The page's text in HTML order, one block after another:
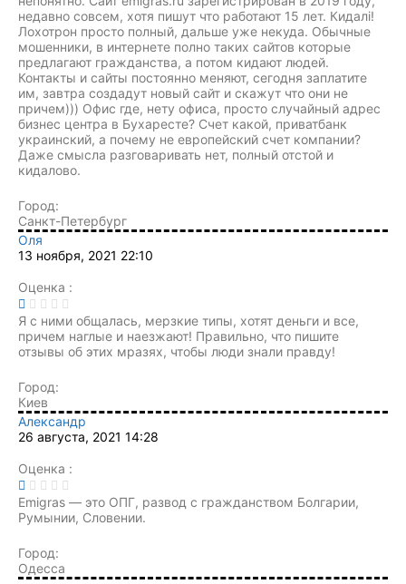
недавно совсем, хотя пишут что работают 15 лет. Кидалі!
Лохотрон просто полный, дальше уже некуда. Обычные
мошенники, в интернете полно таких сайтов которые
предлагают гражданства, а потом кидают людей.
Контакты и сайты постоянно меняют, сегодня заплатите
им, завтра создадут новый сайт и скажут что они не
причем))) Офис где, нету офиса, просто случайный адрес
бизнес центра в Бухаресте? Счет какой, приватбанк
украинский, а почему не европейский счет компании?
Даже смысла разговаривать нет, полный отстой и
кидалово.
Город:
Санкт-Петербург
Оля
13 ноября, 2021 22:10
Оценка :
Я с ними общалась, мерзкие типы, хотят деньги и все,
причем наглые и наезжают! Правильно, что пишите
отзывы об этих мразях, чтобы люди знали правду!
Город:
Киев
Александр
26 августа, 2021 14:28
Оценка :
Emigras — это ОПГ, развод с гражданством Болгарии,
Румынии, Словении.
Город:
Одесса